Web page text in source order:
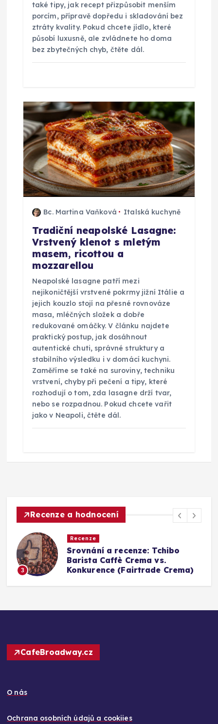
také tipy, jak recept přizpůsobit menším
porcím, přípravě dopředu i skladování bez
ztráty kvality. Pokud chcete jídlo, které
působí luxusně, ale zvládnete ho doma
bez zbytečných chyb, čtěte dál.
Bc. Martina Vaňková Italská kuchyně
Tradiční neapolské Lasagne:
Vrstvený klenot s mletým
masem, ricottou a
mozzarellou
Neapolské lasagne patří mezi
nejikoničtější vrstvené pokrmy jižní Itálie a
jejich kouzlo stojí na přesné rovnováze
masa, mléčných složek a dobře
redukované omáčky. V článku najdete
praktický postup, jak dosáhnout
autentické chuti, správné struktury a
stabilního výsledku i v domácí kuchyni.
Zaměříme se také na suroviny, techniku
vrstvení, chyby při pečení a tipy, které
rozhodují o tom, zda lasagne drží tvar,
nebo se rozpadnou. Pokud chcete vařit
jako v Neapoli, čtěte dál.
Recenze a hodnocení
3
Recenze
Srovnání a recenze: Tchibo
Barista Caffè Crema vs.
Konkurence (Fairtrade Crema)
CafeBroadway.cz
O nás
Ochrana osobních údajů a cookiies